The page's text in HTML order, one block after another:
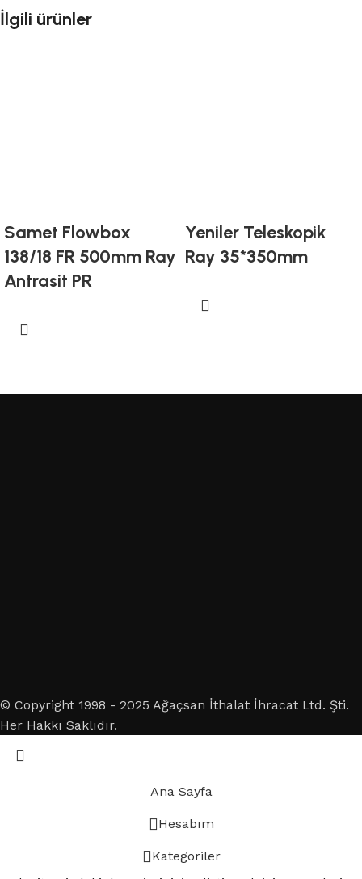
İlgili ürünler
Samet Flowbox
138/18 FR 500mm Ray
Antrasit PR
Yeniler Teleskopik
Ray 35*350mm
© Copyright 1998 - 2025 Ağaçsan İthalat İhracat Ltd. Şti.
Her Hakkı Saklıdır.
Ana Sayfa
Hesabım
Kategoriler